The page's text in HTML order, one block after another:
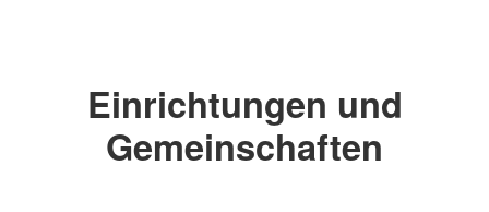
Einrichtungen und
Gemeinschaften